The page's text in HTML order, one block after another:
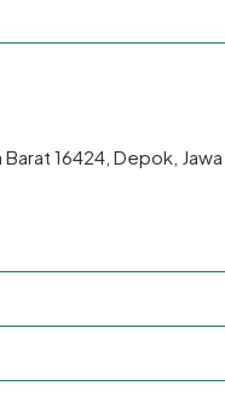
16424, Depok, Jawa